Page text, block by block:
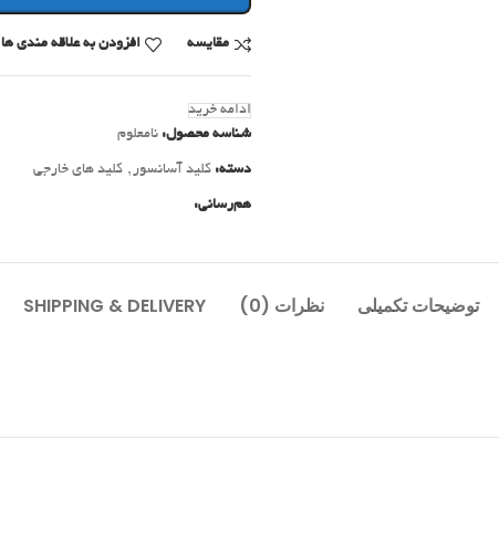
مقایسه افزودن به علاقه مندی ها
ادامه خرید
شناسه محصول: نامعلوم
دسته: کلید آسانسور , کلید های خارجی
هم‌رسانی:
توضیحات تکمیلی نظرات (0) SHIPPING & DELIVERY